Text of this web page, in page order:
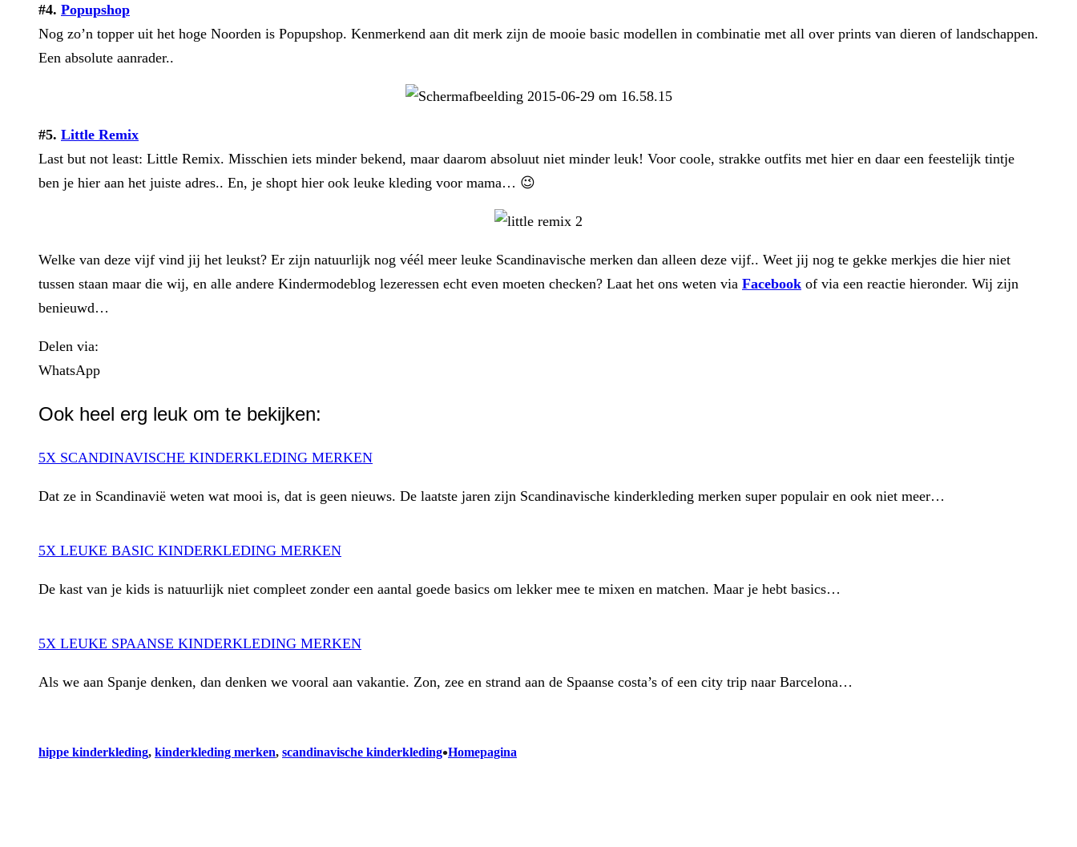
#4. Popupshop
Nog zo’n topper uit het hoge Noorden is Popupshop. Kenmerkend aan dit merk zijn de mooie basic modellen in combinatie met all over prints van dieren of landschappen.
Een absolute aanrader..
#5. Little Remix
Last but not least: Little Remix. Misschien iets minder bekend, maar daarom absoluut niet minder leuk! Voor coole, strakke outfits met hier en daar een feestelijk tintje
ben je hier aan het juiste adres.. En, je shopt hier ook leuke kleding voor mama… 😉
Welke van deze vijf vind jij het leukst? Er zijn natuurlijk nog véél meer leuke Scandinavische merken dan alleen deze vijf.. Weet jij nog te gekke merkjes die hier niet
tussen staan maar die wij, en alle andere Kindermodeblog lezeressen echt even moeten checken? Laat het ons weten via Facebook of via een reactie hieronder. Wij zijn
benieuwd…
Delen via:
WhatsApp
Ook heel erg leuk om te bekijken:
5X SCANDINAVISCHE KINDERKLEDING MERKEN
Dat ze in Scandinavië weten wat mooi is, dat is geen nieuws. De laatste jaren zijn Scandinavische kinderkleding merken super populair en ook niet meer…
5X LEUKE BASIC KINDERKLEDING MERKEN
De kast van je kids is natuurlijk niet compleet zonder een aantal goede basics om lekker mee te mixen en matchen. Maar je hebt basics…
5X LEUKE SPAANSE KINDERKLEDING MERKEN
Als we aan Spanje denken, dan denken we vooral aan vakantie. Zon, zee en strand aan de Spaanse costa’s of een city trip naar Barcelona…
hippe kinderkleding, kinderkleding merken, scandinavische kinderkleding•Homepagina